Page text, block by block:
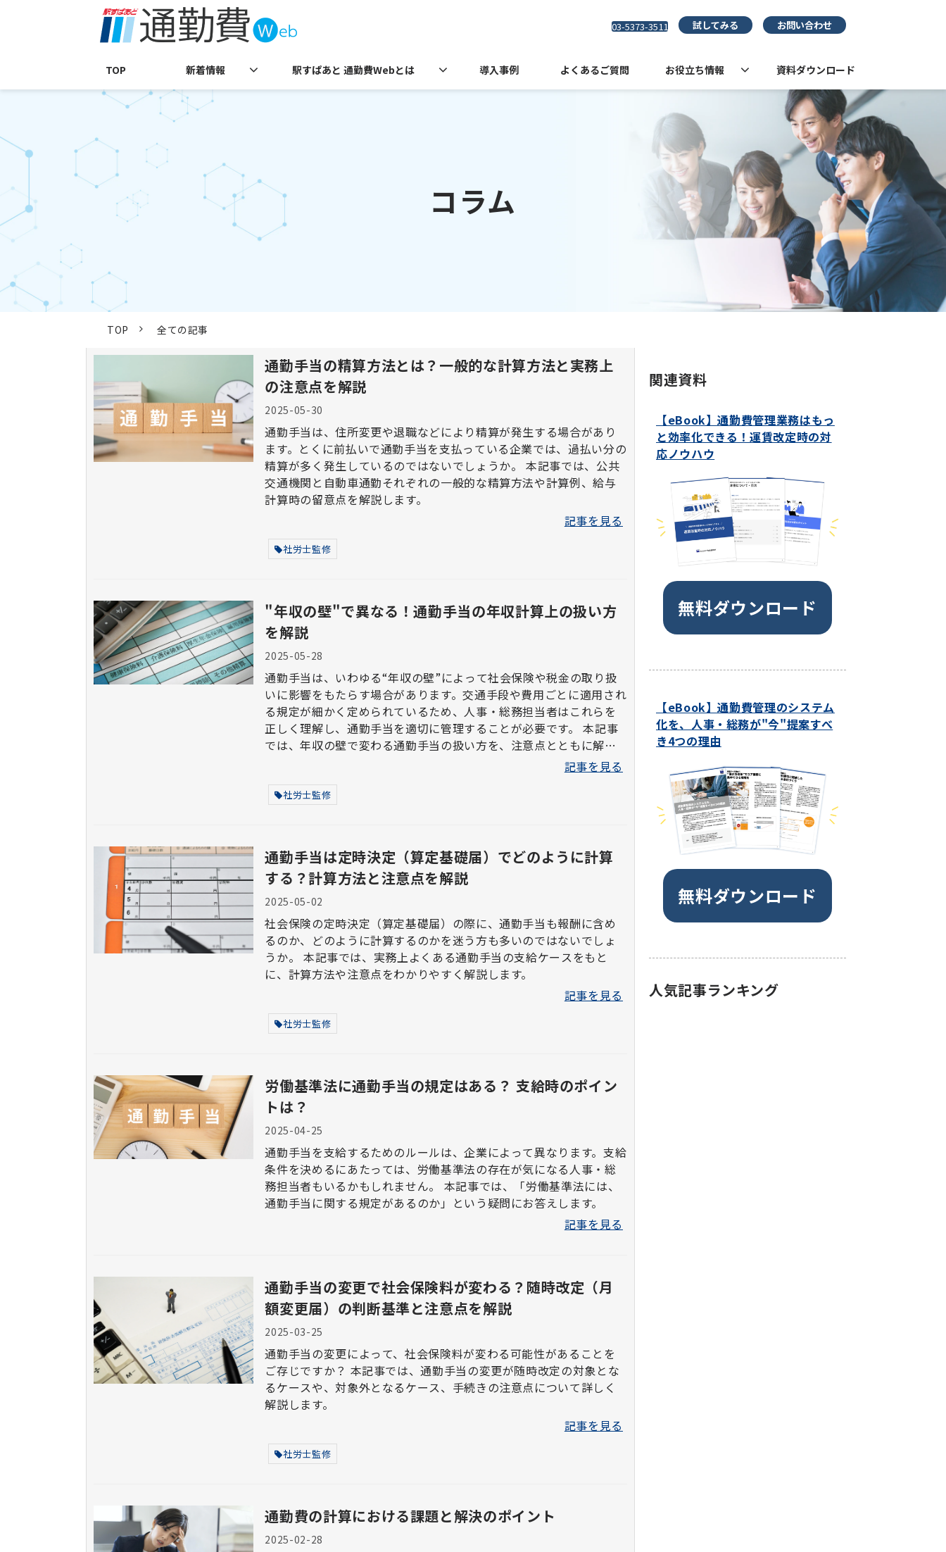
03-5373-3511 試してみる お問い合わせ
TOP 新着情報 駅すぱあと 通勤費Webとは 導入事例 よくあるご質問 お役立ち情報 資料ダウンロード
コラム
TOP 全ての記事
通勤手当の精算方法とは？一般的な計算方法と実務上
の注意点を解説
2025-05-30
通勤手当は、住所変更や退職などにより精算が発生する場合があり
ます。とくに前払いで通勤手当を支払っている企業では、過払い分の
精算が多く発生しているのではないでしょうか。 本記事では、公共
交通機関と自動車通勤それぞれの一般的な精算方法や計算例、給与
計算時の留意点を解説します。
記事を見る
社労士監修
"年収の壁"で異なる！通勤手当の年収計算上の扱い方
を解説
2025-05-28
通勤手当は、いわゆる“年収の壁”によって社会保険や税金の取り扱
いに影響をもたらす場合があります。交通手段や費用ごとに適用され
る規定が細かく定められているため、人事・総務担当者はこれらを
正しく理解し、通勤手当を適切に管理することが必要です。 本記事
では、年収の壁で変わる通勤手当の扱い方を、注意点とともに解説
記事を見る
社労士監修
通勤手当は定時決定（算定基礎届）でどのように計算
する？計算方法と注意点を解説
2025-05-02
社会保険の定時決定（算定基礎届）の際に、通勤手当も報酬に含め
るのか、どのように計算するのかを迷う方も多いのではないでしょ
うか。 本記事では、実務上よくある通勤手当の支給ケースをもと
に、計算方法や注意点をわかりやすく解説します。
記事を見る
社労士監修
労働基準法に通勤手当の規定はある？ 支給時のポイン
トは？
2025-04-25
通勤手当を支給するためのルールは、企業によって異なります。支給
条件を決めるにあたっては、労働基準法の存在が気になる人事・総
務担当者もいるかもしれません。 本記事では、「労働基準法には、
通勤手当に関する規定があるのか」という疑問にお答えします。
記事を見る
通勤手当の変更で社会保険料が変わる？随時改定（月
額変更届）の判断基準と注意点を解説
2025-03-25
通勤手当の変更によって、社会保険料が変わる可能性があることを
ご存じですか？ 本記事では、通勤手当の変更が随時改定の対象とな
るケースや、対象外となるケース、手続きの注意点について詳しく
解説します。
記事を見る
社労士監修
通勤費の計算における課題と解決のポイント
2025-02-28
関連資料
【eBook】通勤費管理業務はもっ
と効率化できる！運賃改定時の対
応ノウハウ
無料ダウンロード
【eBook】通勤費管理のシステム
化を、人事・総務が"今"提案すべ
き4つの理由
無料ダウンロード
人気記事ランキング